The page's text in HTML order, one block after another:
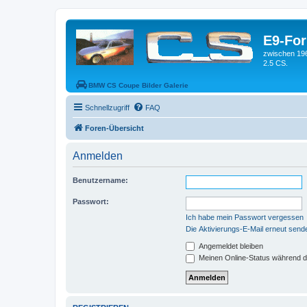
E9-
zwischen
2.5 CS.
BMW CS Coupe Bilder Galerie
Schnellzugriff FAQ
Foren-Übersicht
Anmelden
Benutzername:
Passwort:
Ich habe mein Passwort vergessen
Die Aktivierungs-E-Mail erneut
Angemeldet bleiben
Meinen Online-Status während